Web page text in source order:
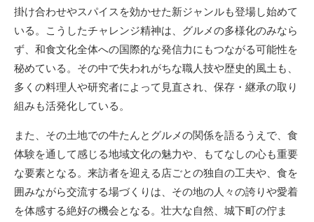
掛け合わせやスパイスを効かせた新ジャンルも登場し始めて
いる。こうしたチャレンジ精神は、グルメの多様化のみなら
ず、和食文化全体への国際的な発信力にもつながる可能性を
秘めている。その中で失われがちな職人技や歴史的風土も、
多くの料理人や研究者によって見直され、保存・継承の取り
組みも活発化している。
また、その土地での牛たんとグルメの関係を語るうえで、食
体験を通して感じる地域文化の魅力や、もてなしの心も重要
な要素となる。来訪者を迎える店ごとの独自の工夫や、食を
囲みながら交流する場づくりは、その地の人々の誇りや愛着
を体感する絶好の機会となる。壮大な自然、城下町の佇ま